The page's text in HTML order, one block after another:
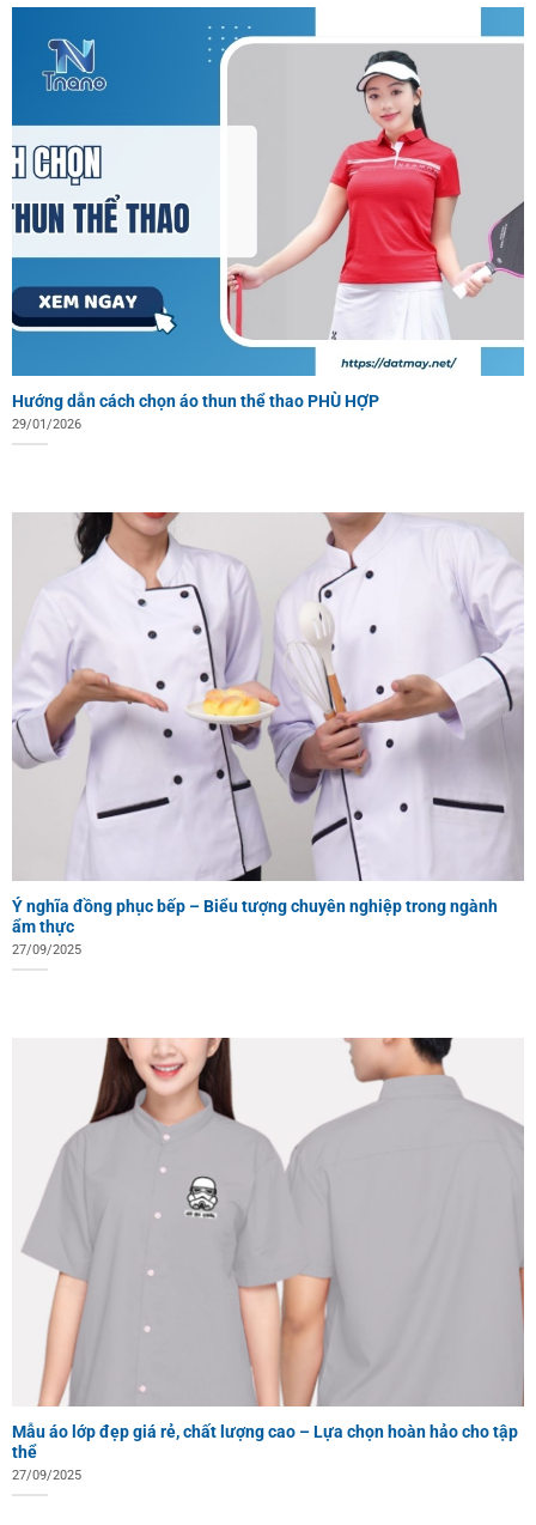
Hướng dẫn cách chọn áo thun thể thao PHÙ HỢP
29/01/2026
Ý nghĩa đồng phục bếp – Biểu tượng chuyên nghiệp trong ngành
ẩm thực
27/09/2025
Mẫu áo lớp đẹp giá rẻ, chất lượng cao – Lựa chọn hoàn hảo cho tập
thể
27/09/2025